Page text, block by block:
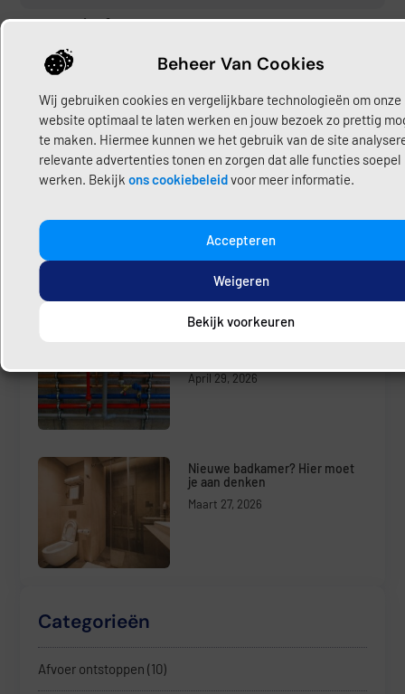
Beheer Van Cookies
Wij gebruiken cookies en vergelijkbare technologieën om onze
website optimaal te laten werken en jouw bezoek zo prettig
te maken. Hiermee kunnen we het gebruik van de site
relevante advertenties tonen en zorgen dat alle functies soepel
werken. Bekijk ons cookiebeleidvoor meer informatie.
Accepteren
Weigeren
Bekijk voorkeuren
Share:
Deel hier uw content
Laatste Bericht
rioolproblemen
Juni 30, 2026
Van het gas af? Dit betekent
April 29, 2026
Nieuwe badkamer? Hier moet
je aan denken
Maart 27, 2026
Categorieën
Afvoer ontstoppen (10)